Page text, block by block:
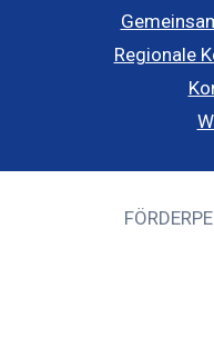
Regionale